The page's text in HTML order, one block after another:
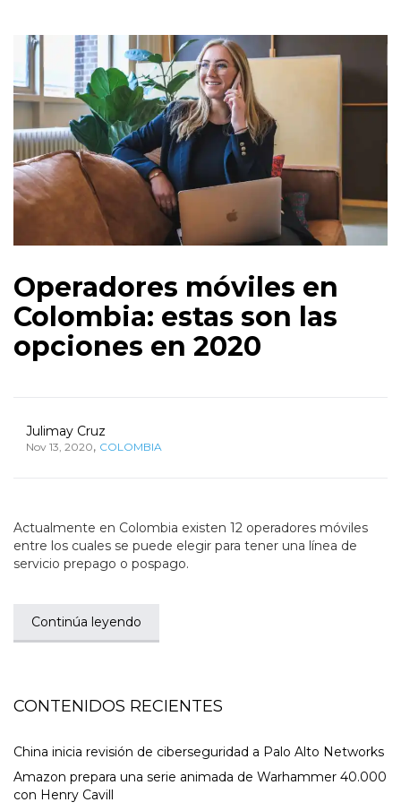
Operadores móviles en
Colombia: estas son las
opciones en 2020
Julimay Cruz
Nov 13, 2020, COLOMBIA
Actualmente en Colombia existen 12 operadores móviles
entre los cuales se puede elegir para tener una línea de
servicio prepago o pospago.
Continúa leyendo
CONTENIDOS RECIENTES
China inicia revisión de ciberseguridad a Palo Alto Networks
Amazon prepara una serie animada de Warhammer 40.000
con Henry Cavill